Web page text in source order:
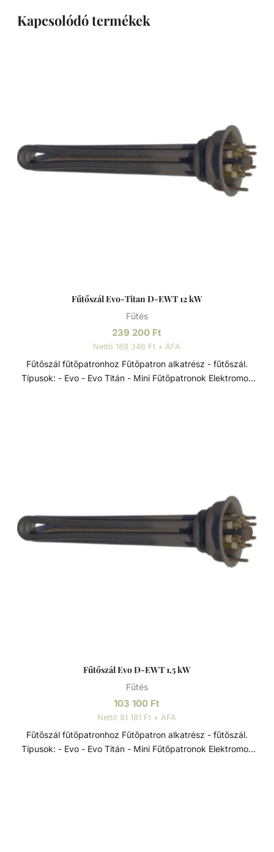
Kapcsolódó termékek
Fűtőszál Evo-Titan D-EWT 12 kW
Fűtés
239 200 Ft
Nettó 188 346 Ft + ÁFA
Fűtőszál fűtőpatronhoz Fűtőpatron alkatrész - fűtőszál.
Típusok: - Evo - Evo Titán - Mini Fűtőpatronok Elektromos
Fűtőszál Evo D-EWT 1,5 kW
Fűtés
103 100 Ft
Nettó 81 181 Ft + ÁFA
Fűtőszál fűtőpatronhoz Fűtőpatron alkatrész - fűtőszál.
Típusok: - Evo - Evo Titán - Mini Fűtőpatronok Elektromos